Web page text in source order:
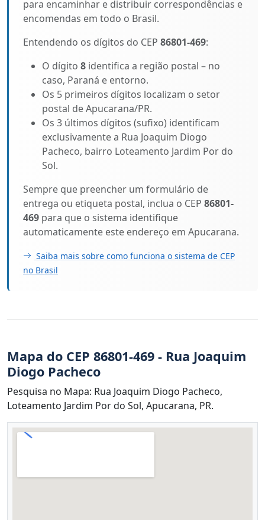
para encaminhar e distribuir correspondências e
encomendas em todo o Brasil.
Entendendo os dígitos do CEP 86801-469:
O dígito 8 identifica a região postal – no
caso, Paraná e entorno.
Os 5 primeiros dígitos localizam o setor
postal de Apucarana/PR.
Os 3 últimos dígitos (sufixo) identificam
exclusivamente a Rua Joaquim Diogo
Pacheco, bairro Loteamento Jardim Por do
Sol.
Sempre que preencher um formulário de
entrega ou etiqueta postal, inclua o CEP 86801-
469 para que o sistema identifique
automaticamente este endereço em Apucarana.
Saiba mais sobre como funciona o sistema de CEP
no Brasil
Mapa do CEP 86801-469 - Rua Joaquim
Diogo Pacheco
Pesquisa no Mapa: Rua Joaquim Diogo Pacheco,
Loteamento Jardim Por do Sol, Apucarana, PR.